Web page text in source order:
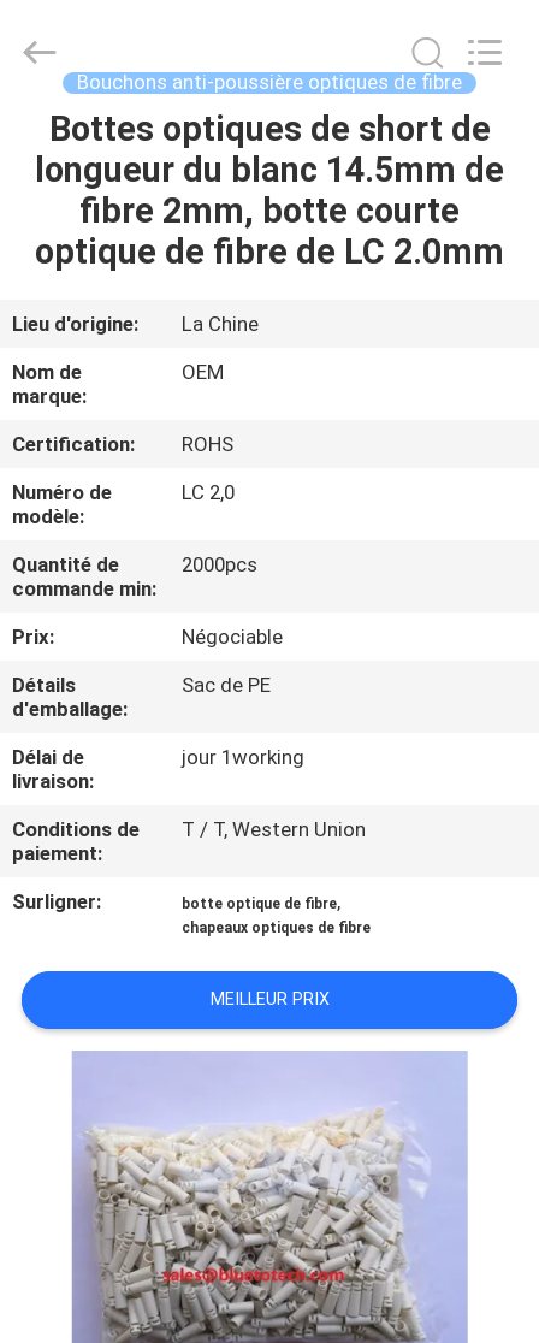
MAISON
PRODUITS
SUJET
DE
NOUS
VISITE
D'USINE
CONTRÔLE
DE
QUALITÉ
CONTACTEZ-
NOUS
NOUVELLES
CITATION
PRIVACY
POLICY
Electronics&Communication
Bouchons anti-poussière optiques de fibre
Bottes optiques de short de
longueur du blanc 14.5mm de
fibre 2mm, botte courte
optique de fibre de LC 2.0mm
Lieu d'origine:
La Chine
Nom de
marque:
OEM
Certification:
ROHS
Numéro de
modèle:
LC 2,0
Quantité de
commande min:
2000pcs
Prix:
Négociable
Détails
d'emballage:
Sac de PE
Délai de
livraison:
jour 1working
Conditions de
paiement:
T / T, Western Union
Surligner: botte optique de fibre,
chapeaux optiques de fibre
MEILLEUR PRIX